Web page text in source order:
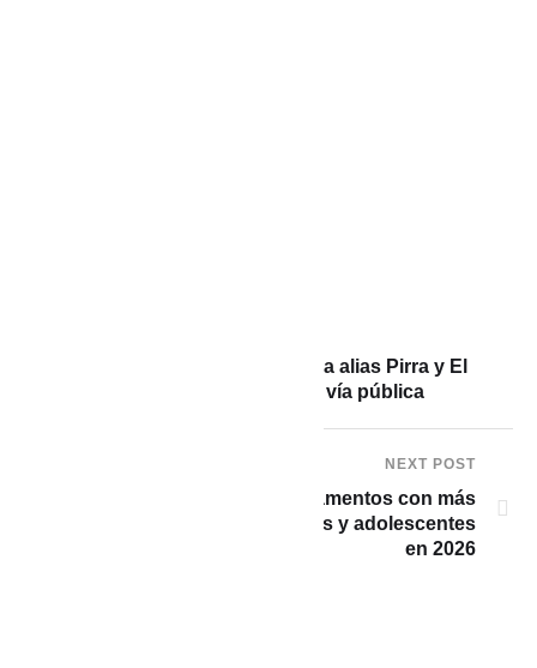
Policía captura en flagrancia a alias Pirra y El
Canario vendiendo droga en vía pública
NEXT POST
Antioquia entre los departamentos con más
casos de reclutamiento de niños y adolescentes
en 2026